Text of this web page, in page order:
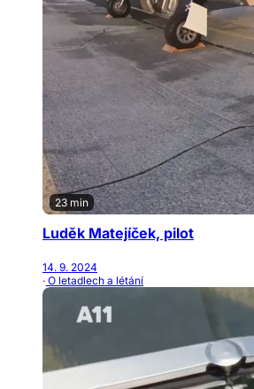
23 min
Luděk Matejíček, pilot
14. 9. 2024
· O letadlech a létání